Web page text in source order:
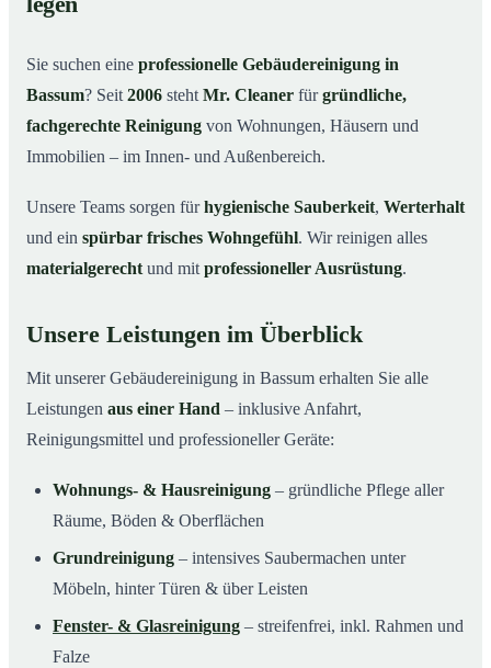
04So läuft die Gebäudereinigung ab
Typische Anlässe für eine Gebäudereinigung
Gebäudereinigung in Bassum – Profis im Einsatz
Sie suchen eine professionelle Gebäudereinigung in
Bassum? Seit 2006 steht Mr. Cleaner fürgründliche,
fachgerechte Reinigung von Wohnungen, Häusern und
Immobilien – im Innen- und Außenbereich.
Unsere Teams sorgen fürhygienische Sauberkeit, Werterhalt
und ein spürbar frisches Wohngefühl. Wir reinigen alles
materialgerecht und mit professioneller Ausrüstung.
Unsere Leistungen im Überblick
Mit unserer Gebäudereinigung in Bassum erhalten Sie alle
Leistungen aus einer Hand – inklusive Anfahrt,
Reinigungsmittel und professioneller Geräte:
Wohnungs- & Hausreinigung – gründliche Pflege aller
Räume, Böden & Oberflächen
Grundreinigung – intensives Saubermachen unter
Möbeln, hinter Türen & über Leisten
Fenster- & Glasreinigung – streifenfrei, inkl. Rahmen und
Falze